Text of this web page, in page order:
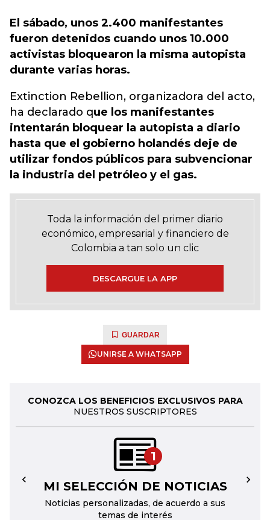
El sábado, unos 2.400 manifestantes
fueron detenidos cuando unos 10.000
activistas bloquearon la misma autopista
durante varias horas.
Extinction Rebellion, organizadora del acto,
ha declarado que los manifestantes
intentarán bloquear la autopista a diario
hasta que el gobierno holandés deje de
utilizar fondos públicos para subvencionar
la industria del petróleo y el gas.
Toda la información del primer diario
económico, empresarial y financiero de
Colombia a tan solo un clic
DESCARGUE LA APP
GUARDAR
UNIRSE A WHATSAPP
CONOZCA LOS BENEFICIOS EXCLUSIVOS PARA
NUESTROS SUSCRIPTORES
1
MI SELECCIÓN DE NOTICIAS
Noticias personalizadas, de acuerdo a sus
temas de interés
← →